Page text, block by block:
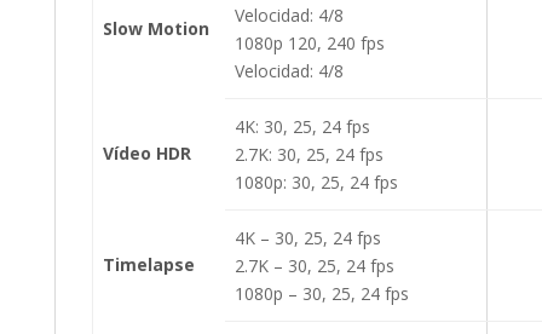
Slow Motion
Velocidad: 4/8
1080p 120, 240 fps
Velocidad: 4/8
Vídeo HDR
4K: 30, 25, 24 fps
2.7K: 30, 25, 24 fps
1080p: 30, 25, 24 fps
Timelapse
4K – 30, 25, 24 fps
2.7K – 30, 25, 24 fps
1080p – 30, 25, 24 fps